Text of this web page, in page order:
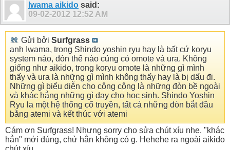
Iwama aikido said:
09-02-2012 12:52 AM
Gửi bởi Surfgrass
anh Iwama, trong Shindo yoshin ryu hay là bất cứ koryu
system nào, đòn thế nào củng có omote và ura. Không
giống như aikido, trong koryu omote là những gì mình
thấy và ura là những gì mình không thấy hay là bị dấu đi.
Những gì biểu diễn cho công cộng là những đòn bề ngoài
và khác hẳng những gì dạy cho hoc sinh. Shindo Yoshin
Ryu la một hệ thống cổ truyền, tất cả những đòn bắt đầu
bằng atemi và kết thúc với atemi
Cám ơn Surfgrass! Nhưng sorry cho sửa chút xíu nhe. "khác
hẳn" mới đúng, chử hẳn không có g. Hehehe ra ngoài aikido